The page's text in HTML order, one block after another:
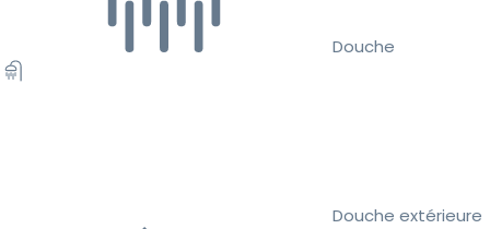
Douche
Douche extérieure